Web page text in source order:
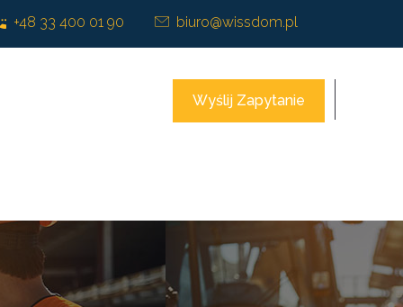
+48 33 400 01 90 biuro@wissdom.pl
Wyślij Zapytanie